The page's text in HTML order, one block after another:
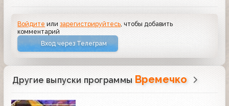
Войдите илизарегистрируйтесь , чтобы добавить
комментарий
Вход через Телеграм
Другие выпуски программы Времечко